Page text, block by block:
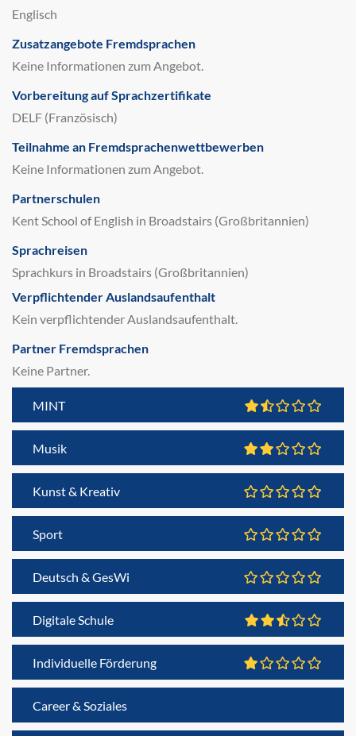
Englisch
Zusatzangebote Fremdsprachen
Keine Informationen zum Angebot.
Vorbereitung auf Sprachzertifikate
DELF (Französisch)
Teilnahme an Fremdsprachenwettbewerben
Keine Informationen zum Angebot.
Partnerschulen
Kent School of English in Broadstairs (Großbritannien)
Sprachreisen
Sprachkurs in Broadstairs (Großbritannien)
Verpflichtender Auslandsaufenthalt
Kein verpflichtender Auslandsaufenthalt.
Partner Fremdsprachen
Keine Partner.
MINT
Musik
Kunst & Kreativ
Sport
Deutsch & GesWi
Digitale Schule
Individuelle Förderung
Career & Soziales